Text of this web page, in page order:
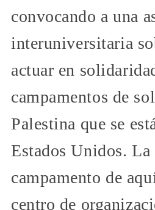
convocando a una
interuniversitaria
actuar en
campamentos de
Palestina que se
Estados Unidos. La
campamento de
centro de